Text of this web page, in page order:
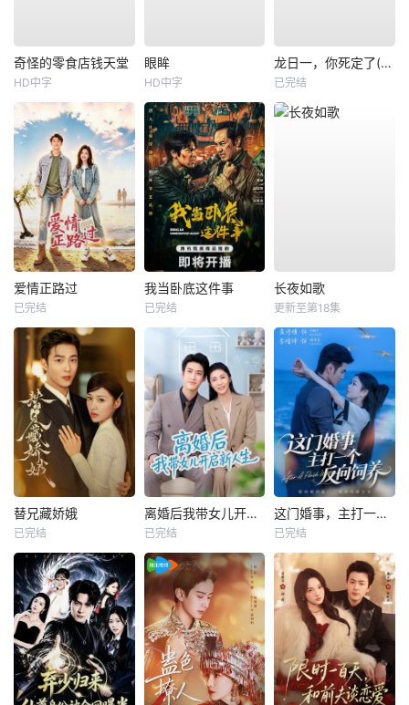
奇怪的零食店钱天堂
HD中字
眼眸
HD中字
龙日一，你死定了(短剧)
已完结
爱情正路过
已完结
我当卧底这件事
已完结
长夜如歌
更新至第18集
替兄藏娇娥
已完结
离婚后我带女儿开启新人生
已完结
这门婚事，主打一个反向饲养
已完结